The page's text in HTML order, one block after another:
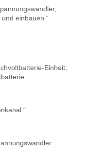
einbauen “
Einheit;
“